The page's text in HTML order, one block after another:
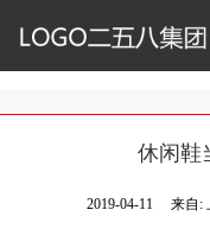
休闲鞋
2019-04-11 来自: